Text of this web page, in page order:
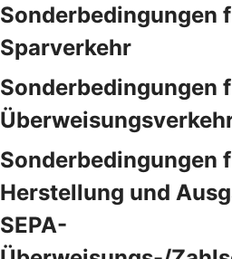
Sonderbedingungen
Sparverkehr
Sonderbedingungen
Sonderbedingungen
Herstellung und
SEPA-